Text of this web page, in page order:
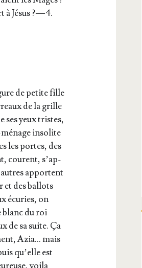
Jésus ? — 4.
de petite fille
de la grille
ses yeux tristes,
inso­lite
les portes, des
courent, s’ap­
apportent
et des bal­lots
écu­ries, on
blanc du roi
de sa suite. Ça
Azia… mais
qu’elle est